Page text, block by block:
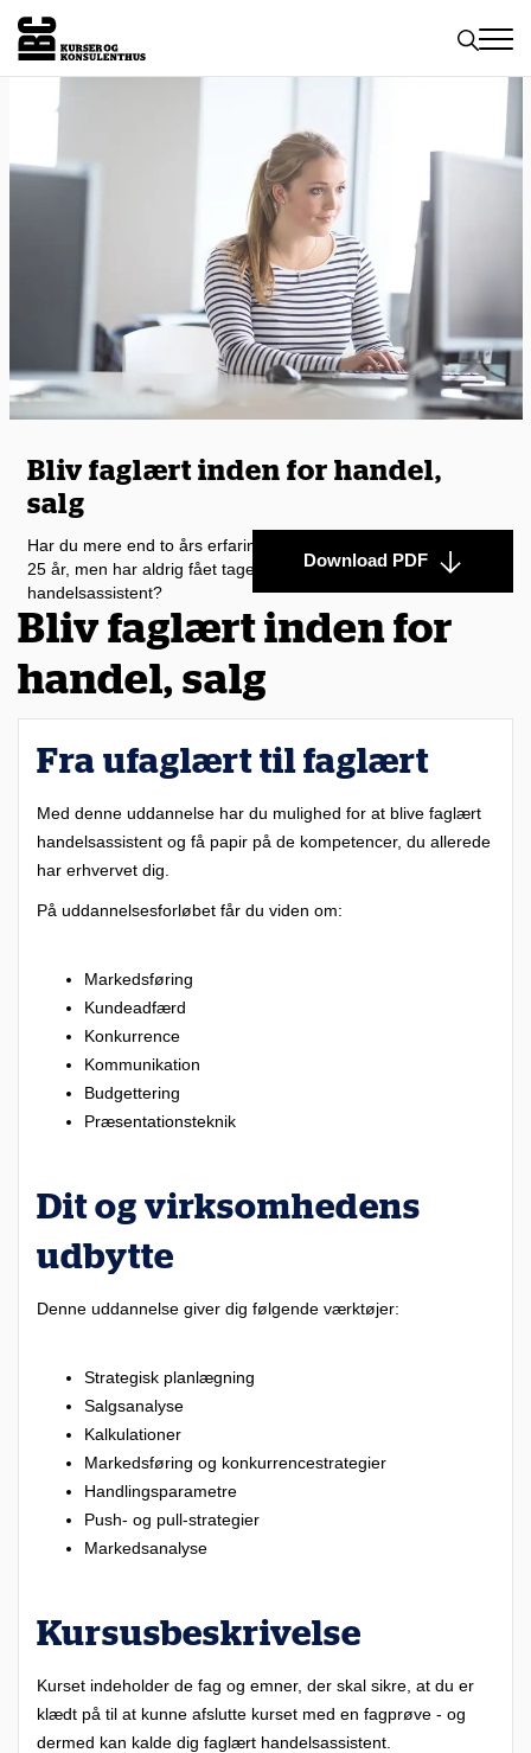
Toggle
Bliv faglært inden for handel,
salg
Har du mere end to års erfaring med handel og salg og er fyldt
25 år, men har aldrig fået taget uddannelsen som
handelsassistent?
Bliv faglært inden for
handel, salg
Download PDF
Fra ufaglært til faglært
Med denne uddannelse har du mulighed for at blive faglært
handelsassistent og få papir på de kompetencer, du allerede
har erhvervet dig.
På uddannelsesforløbet får du viden om:
Markedsføring
Kundeadfærd
Konkurrence
Kommunikation
Budgettering
Præsentationsteknik
Dit og virksomhedens
udbytte
Denne uddannelse giver dig følgende værktøjer:
Strategisk planlægning
Salgsanalyse
Kalkulationer
Markedsføring og konkurrencestrategier
Handlingsparametre
Push- og pull-strategier
Markedsanalyse
Kursusbeskrivelse
Kurset indeholder de fag og emner, der skal sikre, at du er
klædt på til at kunne afslutte kurset med en fagprøve - og
dermed kan kalde dig faglært handelsassistent.